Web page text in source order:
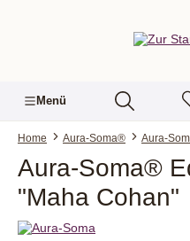
Menü
Home Aura-Soma® Aura-
Aura-Soma®
"Maha Cohan"